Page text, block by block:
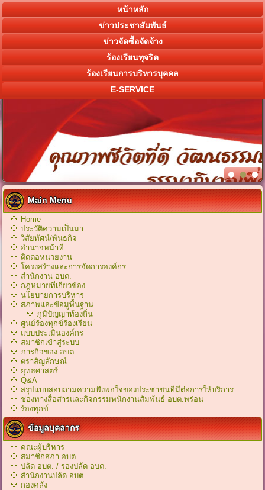
หน้าหลัก
ข่าวประชาสัมพันธ์
ข่าวจัดซื้อจัดจ้าง
ร้องเรียนทุจริต
ร้องเรียนการบริหารบุคคล
E-SERVICE
Main Menu
Home
ประวัติความเป็นมา
วิสัยทัศน์/พันธกิจ
อำนาจหน้าที่
ติดต่อหน่วยงาน
โครงสร้างและการจัดการองค์กร
สำนักงาน อบต.
กฎหมายที่เกี่ยวข้อง
นโยบายการบริหาร
สภาพและข้อมูพื้นฐาน
ภูมิปัญญาท้องถิ่น
ศูนย์ร้องทุกข์ร้องเรียน
แบบประเมินองค์กร
สมาชิกเข้าสู่ระบบ
ภารกิจของ อบต.
ตราสัญลักษณ์
ยุทธศาสตร์
Q&A
สรุปแบบสอบถามความพึงพอใจของประชาชนที่มีต่อการให้บริการ
ช่องทางสื่อสารและกิจกรรมพนักงานสัมพันธ์ อบต.พร่อน
ร้องทุกข์
ข้อมูลบุคลากร
คณะผู้บริหาร
สมาชิกสภา อบต.
ปลัด อบต. / รองปลัด อบต.
สำนักงานปลัด อบต.
กองคลัง